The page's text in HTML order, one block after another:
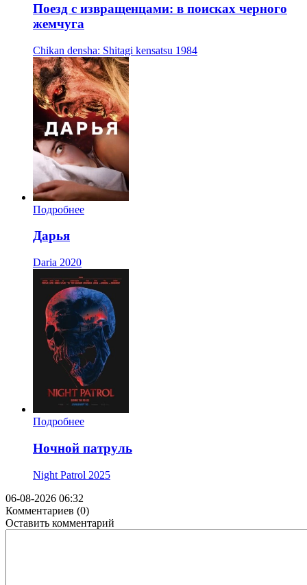
Поезд с извращенцами: в поисках черного
жемчуга
Chikan densha: Shitagi kensatsu 1984
Подробнее
Дарья
Daria 2020
Подробнее
Ночной патруль
Night Patrol 2025
06-08-2026 06:32
Комментариев (0)
Оставить комментарий